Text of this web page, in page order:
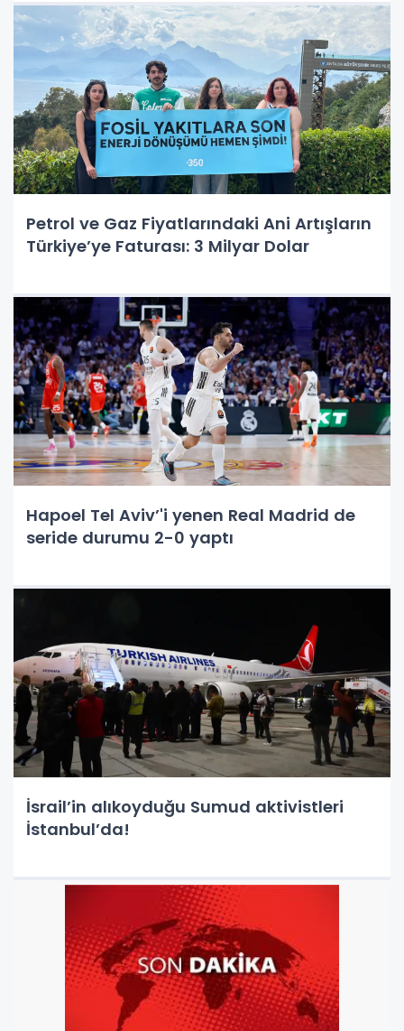
Petrol ve Gaz Fiyatlarındaki Ani Artışların
Türkiye’ye Faturası: 3 Milyar Dolar
Hapoel Tel Aviv’'i yenen Real Madrid de
seride durumu 2-0 yaptı
İsrail’in alıkoyduğu Sumud aktivistleri
İstanbul’da!